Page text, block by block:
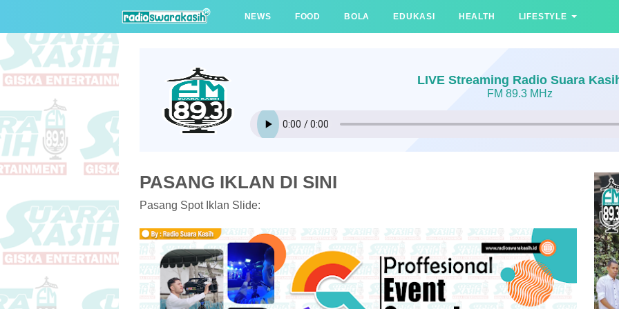
NEWS FOOD BOLA EDUKASI HEALTH LIFESTYLE
LIVE Streaming Radio Suara
FM 89.3 MHz
PASANG IKLAN DI SINI
Pasang Spot Iklan Slide: